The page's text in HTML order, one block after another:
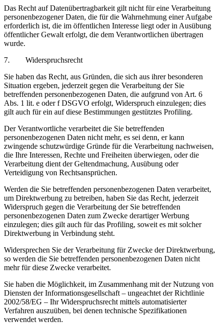
Das Recht auf Datenübertragbarkeit gilt nicht für eine Verarbeitung
personenbezogener Daten, die für die Wahrnehmung einer Aufgabe
erforderlich ist, die im öffentlichen Interesse liegt oder in Ausübung
öffentlicher Gewalt erfolgt, die dem Verantwortlichen übertragen
wurde.
7. Widerspruchsrecht
Sie haben das Recht, aus Gründen, die sich aus ihrer besonderen
Situation ergeben, jederzeit gegen die Verarbeitung der Sie
betreffenden personenbezogenen Daten, die aufgrund von Art. 6
Abs. 1 lit. e oder f DSGVO erfolgt, Widerspruch einzulegen; dies
gilt auch für ein auf diese Bestimmungen gestütztes Profiling.
Der Verantwortliche verarbeitet die Sie betreffenden
personenbezogenen Daten nicht mehr, es sei denn, er kann
zwingende schutzwürdige Gründe für die Verarbeitung nachweisen,
die Ihre Interessen, Rechte und Freiheiten überwiegen, oder die
Verarbeitung dient der Geltendmachung, Ausübung oder
Verteidigung von Rechtsansprüchen.
Werden die Sie betreffenden personenbezogenen Daten verarbeitet,
um Direktwerbung zu betreiben, haben Sie das Recht, jederzeit
Widerspruch gegen die Verarbeitung der Sie betreffenden
personenbezogenen Daten zum Zwecke derartiger Werbung
einzulegen; dies gilt auch für das Profiling, soweit es mit solcher
Direktwerbung in Verbindung steht.
Widersprechen Sie der Verarbeitung für Zwecke der Direktwerbung,
so werden die Sie betreffenden personenbezogenen Daten nicht
mehr für diese Zwecke verarbeitet.
Sie haben die Möglichkeit, im Zusammenhang mit der Nutzung von
Diensten der Informationsgesellschaft – ungeachtet der Richtlinie
2002/58/EG – Ihr Widerspruchsrecht mittels automatisierter
Verfahren auszuüben, bei denen technische Spezifikationen
verwendet werden.